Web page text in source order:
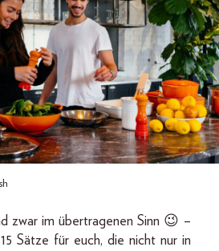
zwar im übertragenen Sinn 😉 –
Sätze für euch, die nicht nur in